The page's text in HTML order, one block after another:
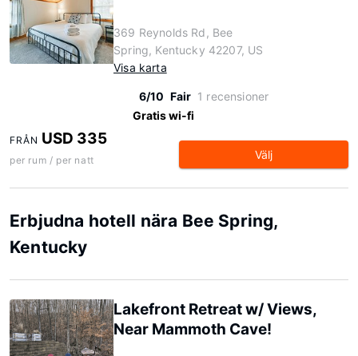
369 Reynolds Rd, Bee
Spring, Kentucky 42207, US
Visa karta
6/10 Fair 1 recensioner
Gratis wi-fi
FRÅN USD 335
per rum / per natt Välj
Erbjudna hotell nära Bee Spring,
Kentucky
Lakefront Retreat w/ Views,
Near Mammoth Cave!